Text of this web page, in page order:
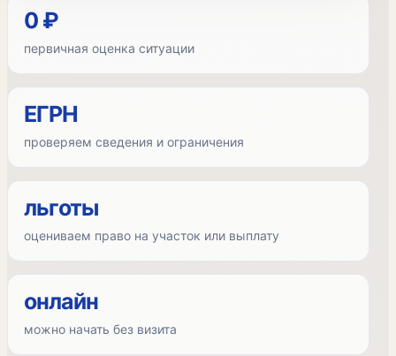
0 ₽
первичная оценка ситуации
ЕГРН
проверяем сведения и ограничения
льготы
оцениваем право на участок или выплату
онлайн
можно начать без визита